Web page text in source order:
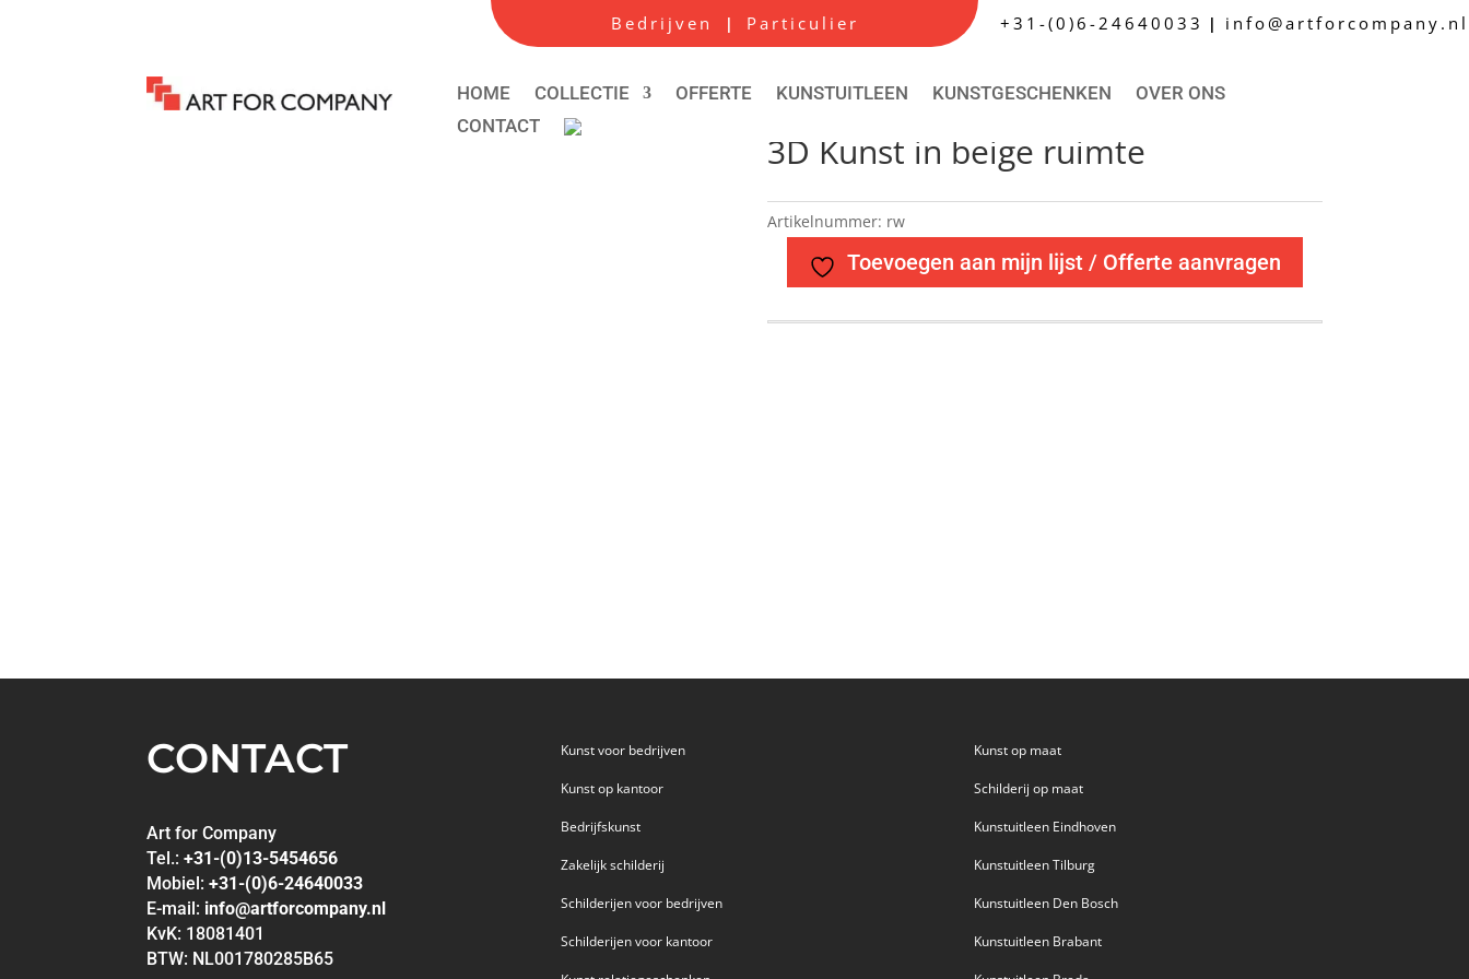
Bedrijven | Particulier
HOME COLLECTIE OFFERTE KUNSTUITLEEN KUNSTGESCHENKEN
OVER ONS
CONTACT
+31-(0)6-24640033 | info@artforcompany.nl
3D Kunst in beige ruimte
Artikelnummer: rw
Toevoegen aan mijn lijst / Offerte aanvragen
CONTACT
Art for Company
Tel.:+31-(0)13-5454656
Mobiel:+31-(0)6-24640033
E-mail: info@artforcompany.nl
KvK: 18081401
BTW: NL001780285B65
Kunst voor bedrijven
Kunst op kantoor
Bedrijfskunst
Zakelijk schilderij
Schilderijen voor bedrijven
Schilderijen voor kantoor
Kunst op maat
Schilderij op maat
Kunstuitleen Eindhoven
Kunstuitleen Tilburg
Kunstuitleen Den Bosch
Kunstuitleen Brabant